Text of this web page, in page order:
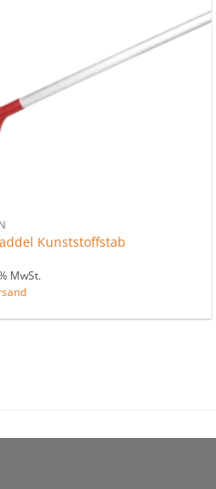
hinzufügen
Kunststoffstab
MwSt.